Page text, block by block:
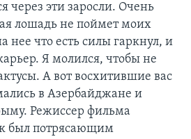
через эти заросли. Очень
лошадь не поймет моих
нее что есть силы гаркнул, и
Я молился, чтобы не
А вот восхитившие вас
в Азербайджане и
Режиссер фильма
был потрясающим